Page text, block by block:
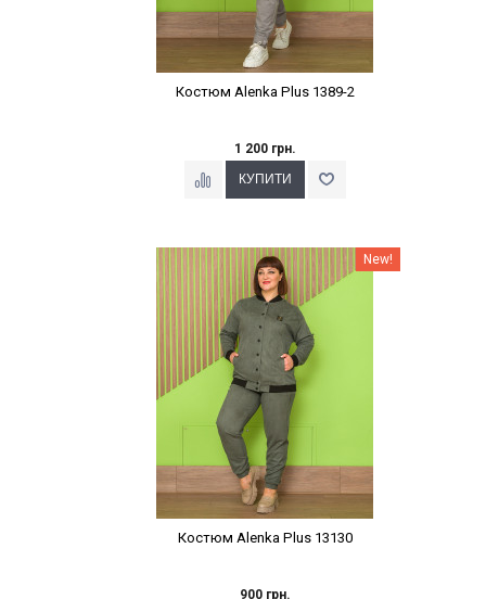
Костюм Alenka Plus 1389-2
1 200 грн.
Наклейки Варіант з % New!
Костюм Alenka Plus 13130
900 грн.